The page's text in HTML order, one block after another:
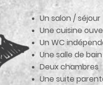
Un salon / séjour
Une cuisine
UnWC
Une salle de bain
Deux chambres
Une suite